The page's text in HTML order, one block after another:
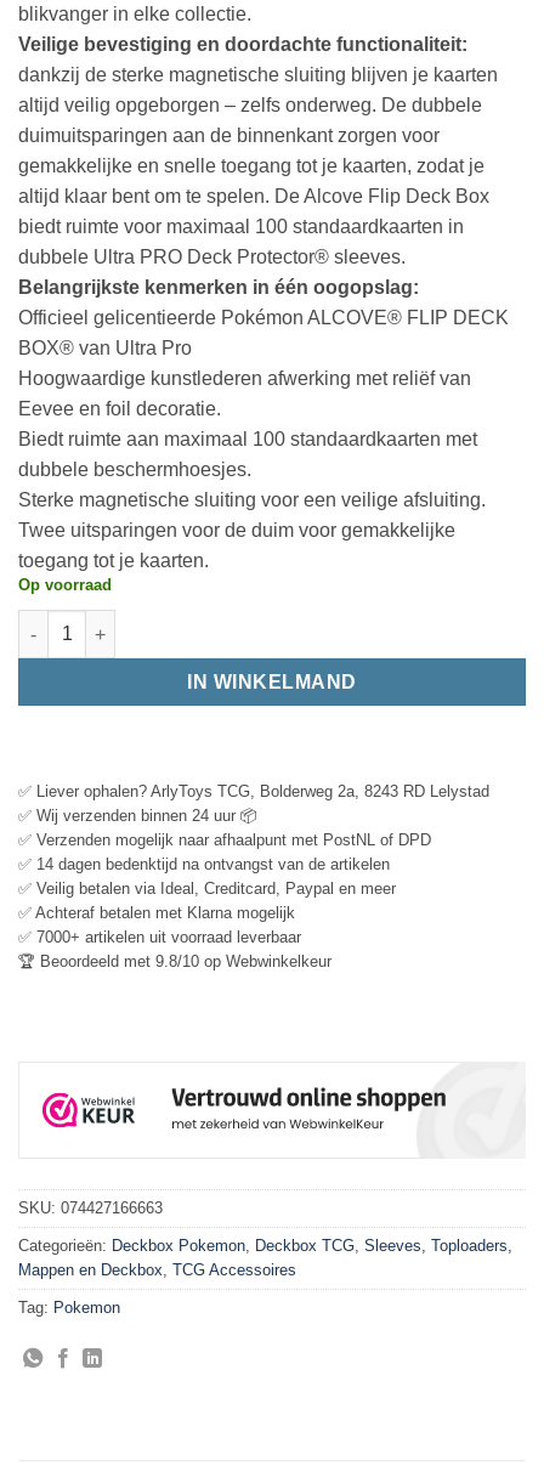
blikvanger in elke collectie.
Veilige bevestiging en doordachte functionaliteit:
dankzij de sterke magnetische sluiting blijven je kaarten
altijd veilig opgeborgen – zelfs onderweg. De dubbele
duimuitsparingen aan de binnenkant zorgen voor
gemakkelijke en snelle toegang tot je kaarten, zodat je
altijd klaar bent om te spelen. De Alcove Flip Deck Box
biedt ruimte voor maximaal 100 standaardkaarten in
dubbele Ultra PRO Deck Protector® sleeves.
Belangrijkste kenmerken in één oogopslag:
Officieel gelicentieerde Pokémon ALCOVE® FLIP DECK
BOX® van Ultra Pro
Hoogwaardige kunstlederen afwerking met reliëf van
Eevee en foil decoratie.
Biedt ruimte aan maximaal 100 standaardkaarten met
dubbele beschermhoesjes.
Sterke magnetische sluiting voor een veilige afsluiting.
Twee uitsparingen voor de duim voor gemakkelijke
toegang tot je kaarten.
Op voorraad
IN WINKELMAND
✅ Liever ophalen? ArlyToys TCG, Bolderweg 2a, 8243 RD Lelystad
✅ Wij verzenden binnen 24 uur 📦
✅ Verzenden mogelijk naar afhaalpunt met PostNL of DPD
✅ 14 dagen bedenktijd na ontvangst van de artikelen
✅ Veilig betalen via Ideal, Creditcard, Paypal en meer
✅ Achteraf betalen met Klarna mogelijk
✅ 7000+ artikelen uit voorraad leverbaar
🏆 Beoordeeld met 9.8/10 op Webwinkelkeur
SKU: 074427166663
Categorieën: Deckbox Pokemon, Deckbox TCG, Sleeves, Toploaders,
Mappen en Deckbox, TCG Accessoires
Tag: Pokemon